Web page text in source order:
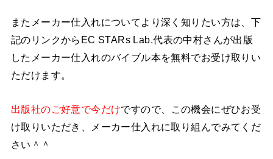
またメーカー仕入れについてより深く知りたい方は、下
記のリンクからEC STARs Lab.代表の中村さんが出版
したメーカー仕入れのバイブル本を無料でお受け取りい
ただけます。
出版社のご好意で今だけですので、この機会にぜひお受
け取りいただき、メーカー仕入れに取り組んでみてくだ
さい＾＾